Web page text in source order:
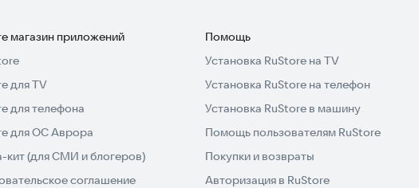
магазин приложений
для TV
для телефона
для ОС Аврора
кит (для СМИ и блогеров)
соглашение
Помощь
Установка RuStore на TV
Установка RuStore на телефон
Установка RuStore в машину
Помощь пользователям RuStore
Покупки и возвраты
Авторизация в RuStore